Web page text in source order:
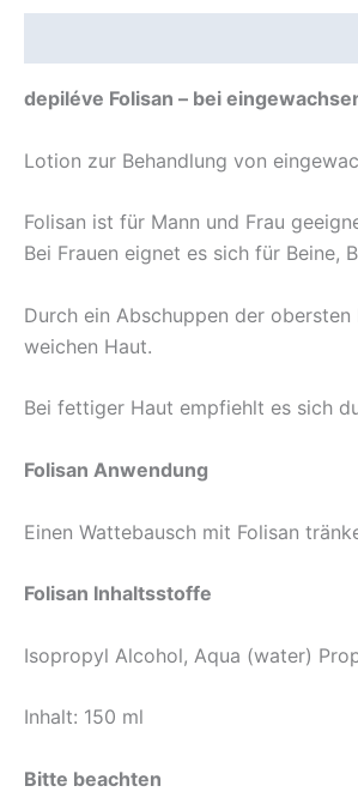
depiléve Folisan – bei
Lotion zur Behandlung von
Folisan ist für Mann und Frau
Bei Frauen eignet es sich für Beine,
Durch ein Abschuppen der
weichen Haut.
Bei fettiger Haut empfiehlt es sich
Folisan Anwendung
Einen Wattebausch mit Folisan
Folisan Inhaltsstoffe
Isopropyl Alcohol, Aqua (water)
Inhalt: 150 ml
Bitte beachten